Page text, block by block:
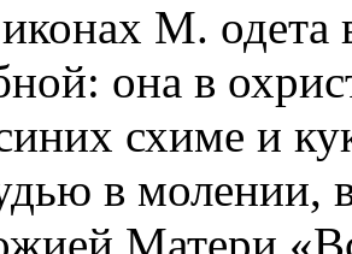
М. одета
она в
схиме и
в молении,